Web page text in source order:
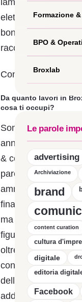
lamentele”. Fatture
elettroniche,
bonifici, solo lei sa
raccapezzarsi.
Conosciamola
Da quanto lavori in
cosa ti occupi?
Sono in questa
anni e mi occupo di
& control
parole, coordino le
amministrative
finanziarie di tutto
ma non solo. La mia
figura un po’ ibrida
oltre a monitorare
contabile e
dell’azienda, sono
addetta
Formazione
BPO &
Broxlab
Le parole
advertising
Archiviazione
brand
content curation
cultura
digitale
editoria
Facebook